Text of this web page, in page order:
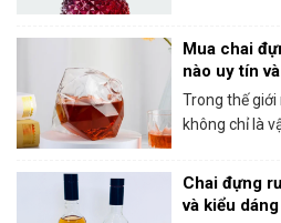
Mua chai
nào uy tín
Trong thế
không chỉ là
Chai đựng
và kiểu